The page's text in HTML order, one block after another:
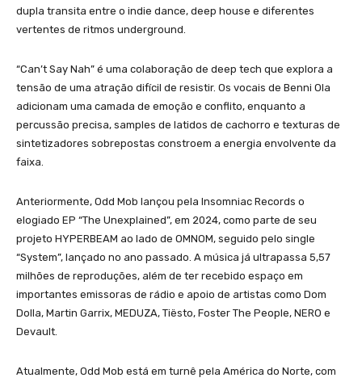
dupla transita entre o indie dance, deep house e diferentes
vertentes de ritmos underground.
“Can’t Say Nah” é uma colaboração de deep tech que explora a
tensão de uma atração difícil de resistir. Os vocais de Benni Ola
adicionam uma camada de emoção e conflito, enquanto a
percussão precisa, samples de latidos de cachorro e texturas de
sintetizadores sobrepostas constroem a energia envolvente da
faixa.
Anteriormente, Odd Mob lançou pela Insomniac Records o
elogiado EP “The Unexplained”, em 2024, como parte de seu
projeto HYPERBEAM ao lado de OMNOM, seguido pelo single
“System”, lançado no ano passado. A música já ultrapassa 5,57
milhões de reproduções, além de ter recebido espaço em
importantes emissoras de rádio e apoio de artistas como Dom
Dolla, Martin Garrix, MEDUZA, Tiësto, Foster The People, NERO e
Devault.
Atualmente, Odd Mob está em turnê pela América do Norte, com